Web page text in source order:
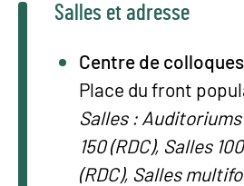
Salles et adresse
Centre de colloques
Place du front
Salles :
150 (RDC), Salles
(RDC), Salles